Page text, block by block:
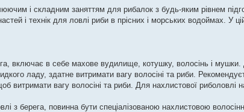
і складним заняттям для рибалок з будь-яким рівнем
і технік для ловлі риби в прісних і морських водоймах. У
включає в себе махове вудилище, котушку, волосінь і
ладу, здатне витримати вагу волосіні та риби.
витримати вагу волосіні та риби. Для нахлистової риболовлі
з берега, повинна бути спеціалізованою нахлистовою